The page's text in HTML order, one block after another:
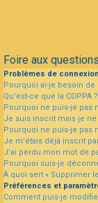
Foire aux questions
Problèmes de
Pourquoi ai-je besoin de
Qu’est-ce que la COPPA ?
Pourquoi ne puis-je pas
Je suis inscrit mais je
Pourquoi ne puis-je pas
Je m’étais déjà inscrit
J’ai perdu mon mot de
Pourquoi suis-je
À quoi sert « Supprimer
Préférences et
Comment puis-je